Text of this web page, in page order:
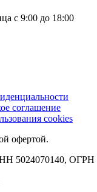
с 9:00 до 18:00
соглашение
cookies
офертой.
5024070140, ОГРН